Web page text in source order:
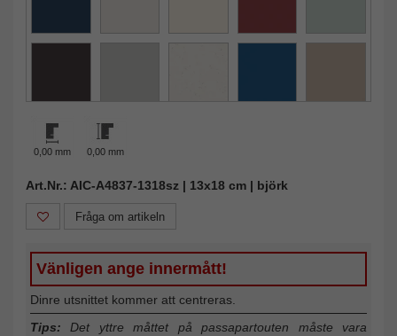
0,00 mm 0,00 mm
Art.Nr.: AIC-A4837-1318sz | 13x18 cm | björk
Fråga om artikeln
Vänligen ange innermått!
Dinre utsnittet kommer att centreras.
Tips: Det yttre måttet på passapartouten måste vara